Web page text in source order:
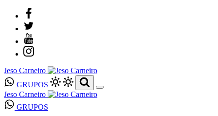
Jeso Carneiro
GRUPOS
Jeso Carneiro
GRUPOS